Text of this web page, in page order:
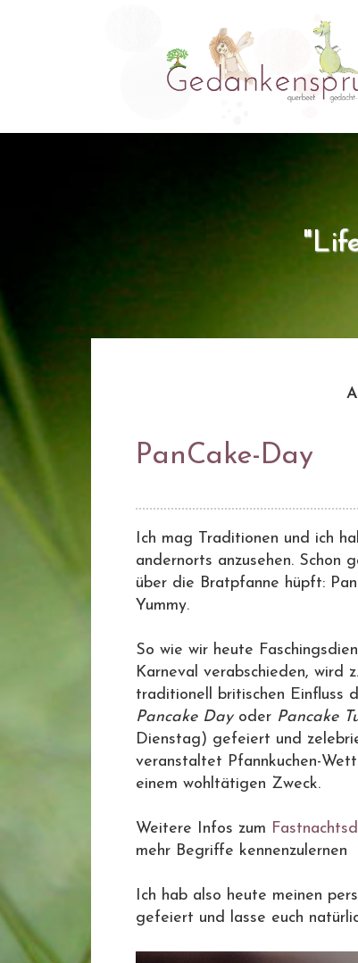
PanCake-Day
Ich mag Traditionen und ich
andernorts anzusehen. Schon
über die Bratpfanne hüpft:
Yummy.
So wie wir heute
Karneval verabschieden, wird
traditionell britischen Einfluss
Pancake Day oder Pancake
Dienstag) gefeiert und
veranstaltet Pfannkuchen-
einem wohltätigen Zweck.
Weitere Infos zum
mehr Begriffe kennenzulernen
Ich hab also heute meinen
gefeiert und lasse euch